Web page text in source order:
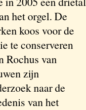
het orgel. De
koos voor de
te conserveren
Rochus van
zijn
naar de
van het